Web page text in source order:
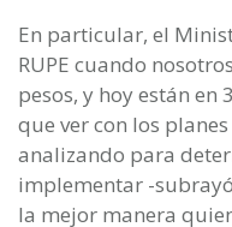
En particular, el
RUPE cuando
pesos, y hoy están en
que ver con los
analizando para
implementar -
la mejor manera